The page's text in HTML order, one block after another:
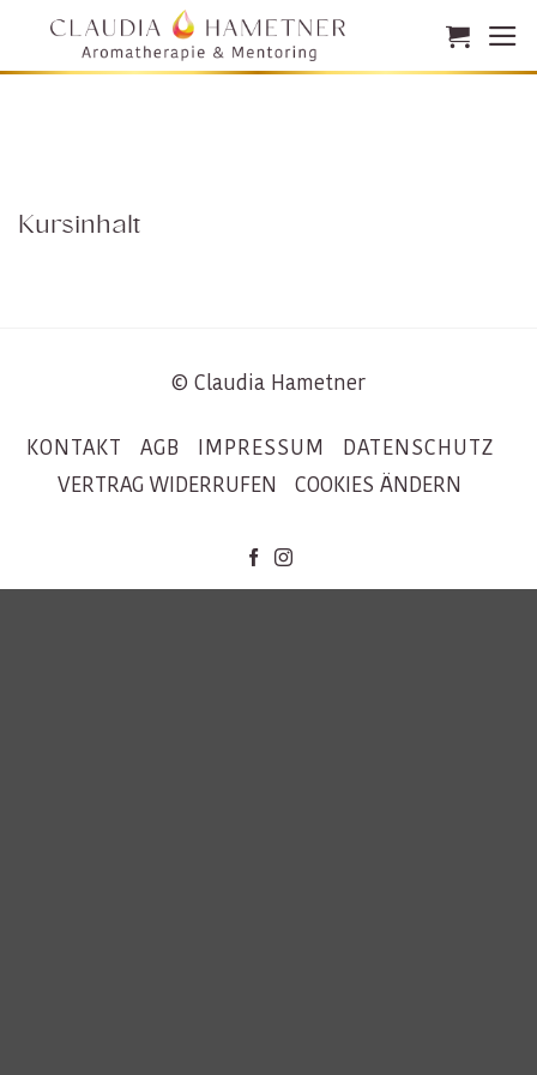
Kursinhalt
© Claudia Hametner
KONTAKT AGB IMPRESSUM
DATENSCHUTZ
VERTRAG WIDERRUFEN
COOKIES ÄNDERN